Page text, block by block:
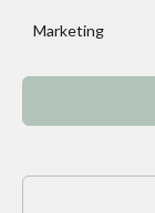
Marketing